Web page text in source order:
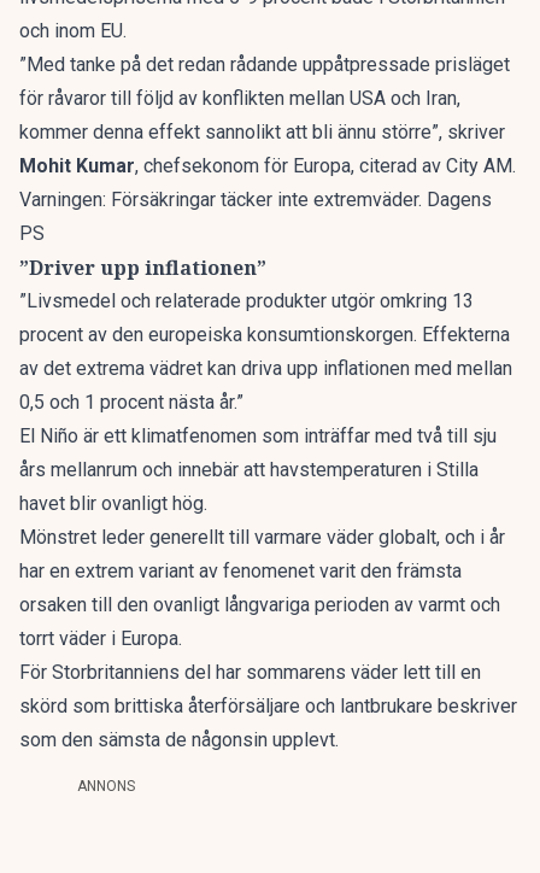
och inom EU.
”Med tanke på det redan rådande uppåtpressade prisläget
för råvaror till följd av konflikten mellan USA och Iran,
kommer denna effekt sannolikt att bli ännu större”, skriver
Mohit Kumar, chefsekonom för Europa, citerad av City AM.
Varningen: Försäkringar täcker inte extremväder. Dagens
PS
”Driver upp inflationen”
”Livsmedel och relaterade produkter utgör omkring 13
procent av den europeiska konsumtionskorgen. Effekterna
av det extrema vädret kan driva upp inflationen med mellan
0,5 och 1 procent nästa år.”
El Niño är ett klimatfenomen som inträffar med två till sju
års mellanrum och innebär att havstemperaturen i Stilla
havet blir ovanligt hög.
Mönstret leder generellt till varmare väder globalt, och i år
har en extrem variant av fenomenet varit den främsta
orsaken till den ovanligt långvariga perioden av varmt och
torrt väder i Europa.
För Storbritanniens del har sommarens väder lett till en
skörd som brittiska återförsäljare och lantbrukare beskriver
som den sämsta de någonsin upplevt.
ANNONS